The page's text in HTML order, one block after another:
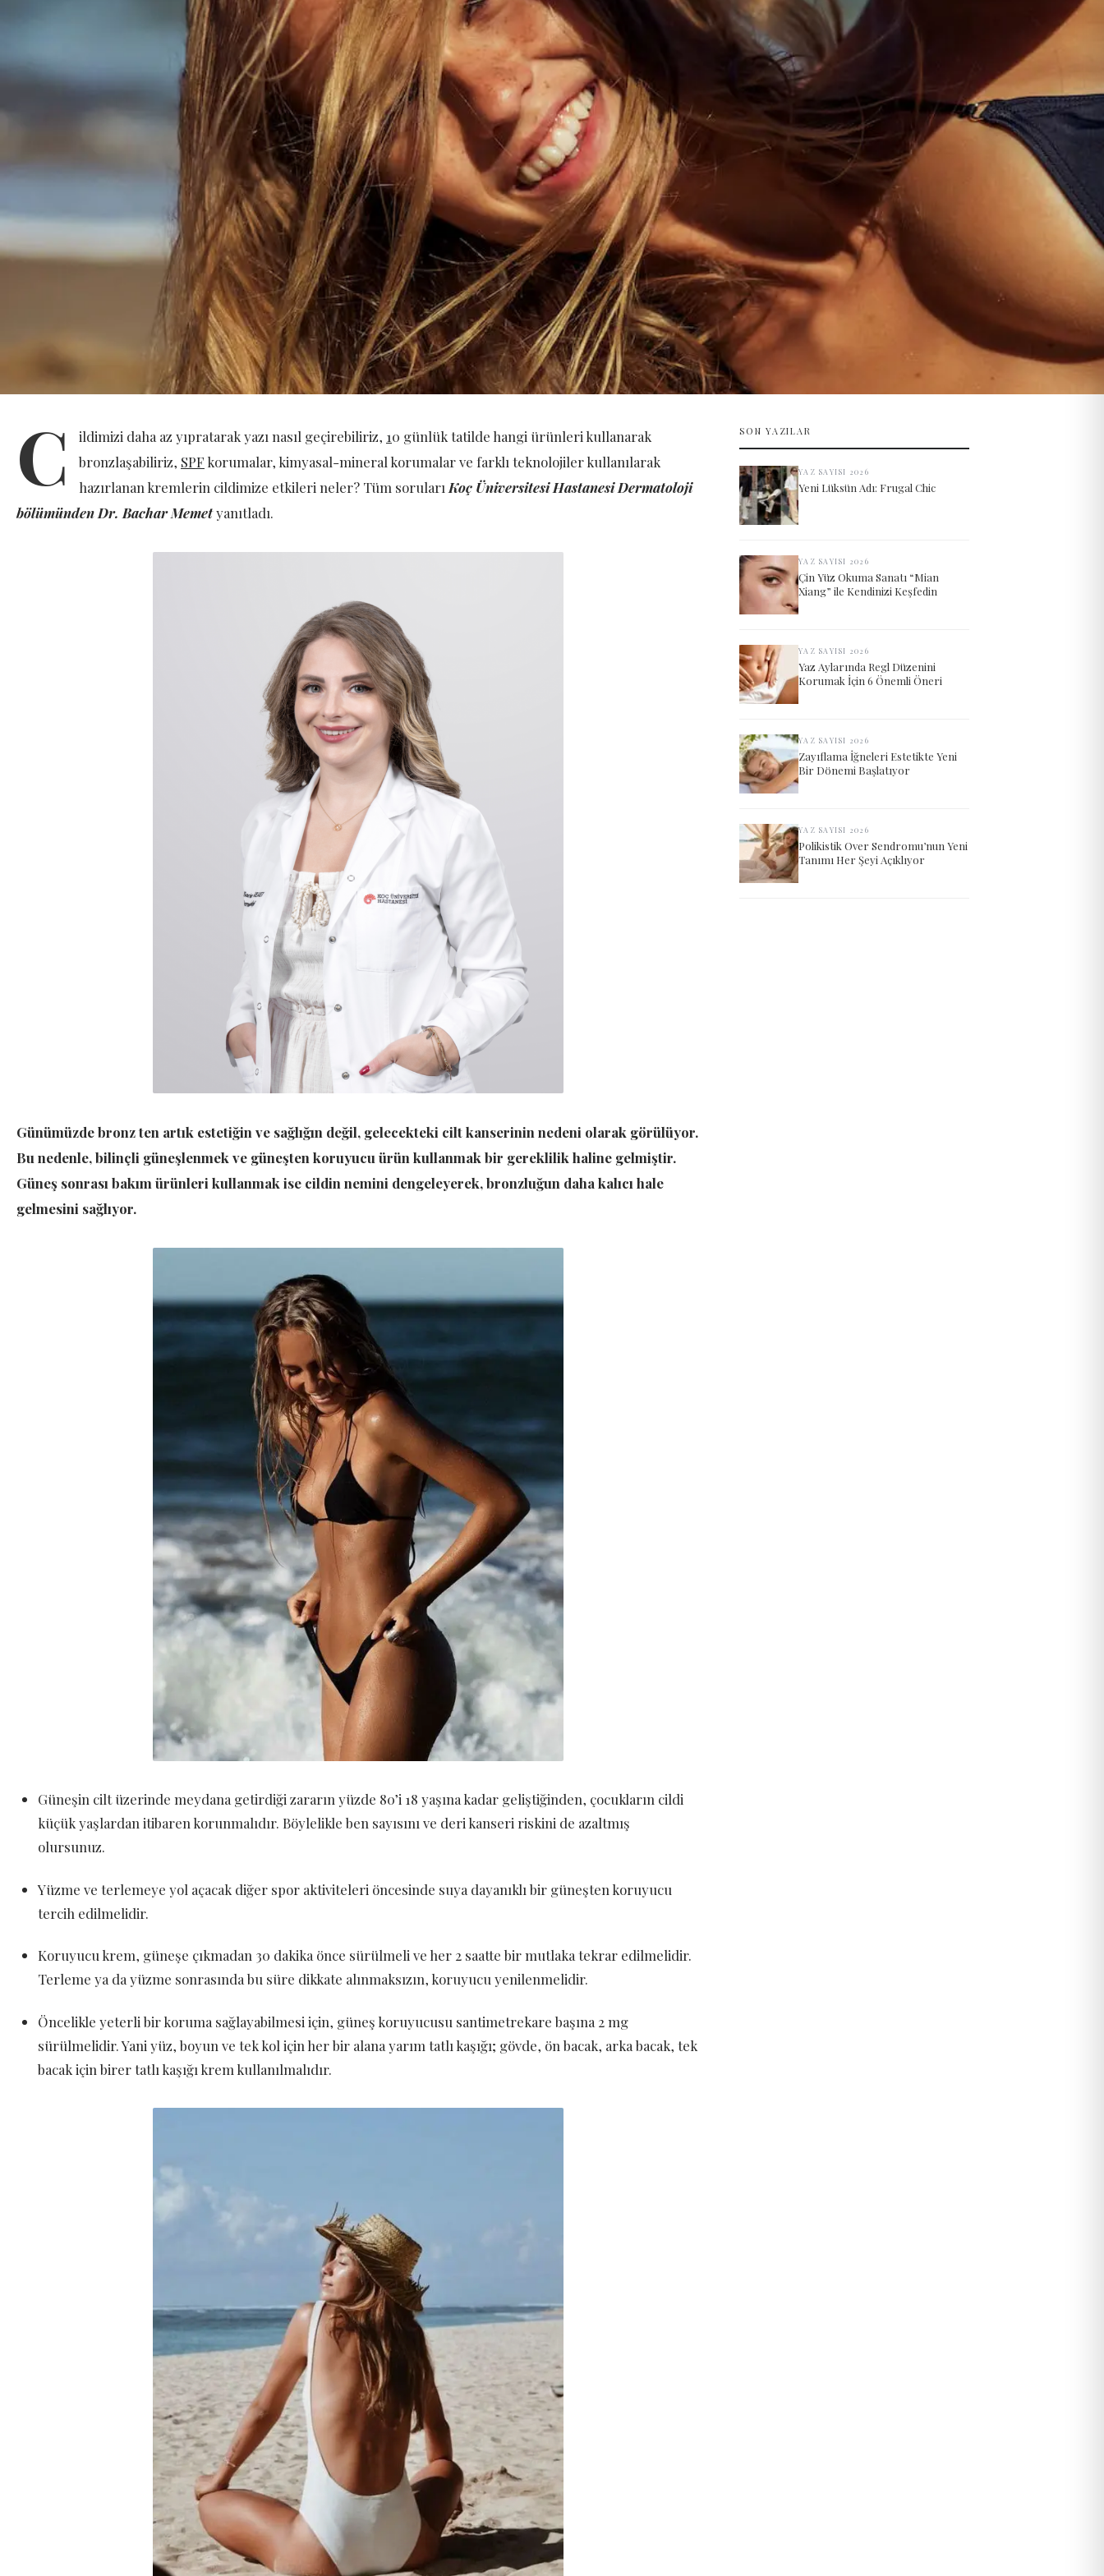
C ildimizi daha az yıpratarak yazı nasıl geçirebiliriz, 10 günlük tatilde hangi ürünleri kullanarak
bronzlaşabiliriz, SPF korumalar, kimyasal-mineral korumalar ve farklı teknolojiler kullanılarak
hazırlanan kremlerin cildimize etkileri neler? Tüm soruları Koç Üniversitesi Hastanesi Dermatoloji
bölümünden Dr. Bachar Memetyanıtladı.
Günümüzde bronz ten artık estetiğin ve sağlığın değil, gelecekteki cilt kanserinin nedeni olarak görülüyor.
Bu nedenle, bilinçli güneşlenmek ve güneşten koruyucu ürün kullanmak bir gereklilik haline gelmiştir.
Güneş sonrası bakım ürünleri kullanmak ise cildin nemini dengeleyerek, bronzluğun daha kalıcı hale
gelmesini sağlıyor.
Güneşin cilt üzerinde meydana getirdiği zararın yüzde 80’i 18 yaşına kadar geliştiğinden, çocukların cildi
küçük yaşlardan itibaren korunmalıdır. Böylelikle ben sayısını ve deri kanseri riskini de azaltmış
olursunuz.
Yüzme ve terlemeye yol açacak diğer spor aktiviteleri öncesinde suya dayanıklı bir güneşten koruyucu
tercih edilmelidir.
Koruyucu krem, güneşe çıkmadan 30 dakika önce sürülmeli ve her 2 saatte bir mutlaka tekrar edilmelidir.
Terleme ya da yüzme sonrasında bu süre dikkate alınmaksızın, koruyucu yenilenmelidir.
Öncelikle yeterli bir koruma sağlayabilmesi için, güneş koruyucusu santimetrekare başına 2 mg
sürülmelidir. Yani yüz, boyun ve tek kol için her bir alana yarım tatlı kaşığı; gövde, ön bacak, arka bacak, tek
bacak için birer tatlı kaşığı krem kullanılmalıdır.
SON YAZILAR
YAZ SAYISI 2026
Yeni Lüksün Adı: Frugal Chic
YAZ SAYISI 2026
Çin Yüz Okuma Sanatı “Mian
Xiang” ile Kendinizi Keşfedin
YAZ SAYISI 2026
Yaz Aylarında Regl Düzenini
Korumak İçin 6 Önemli Öneri
YAZ SAYISI 2026
Zayıflama İğneleri Estetikte Yeni
Bir Dönemi Başlatıyor
YAZ SAYISI 2026
Polikistik Over Sendromu’nun Yeni
Tanımı Her Şeyi Açıklıyor